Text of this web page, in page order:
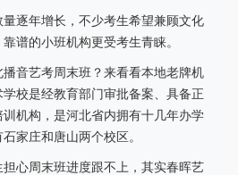
逐年增长，不少考生希望兼顾文化
谱的小班机构更受考生青睐。
音艺考周末班？来看看本地老牌机
校是经教育部门审批备案、具备正
机构，是河北省内拥有十几年办学
家庄和唐山两个校区。
心周末班进度跟不上，其实春晖艺